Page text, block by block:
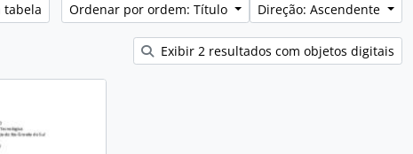
tabela Ordenar por ordem: Título Direção: Ascendente
Exibir 2 resultados com objetos digitais